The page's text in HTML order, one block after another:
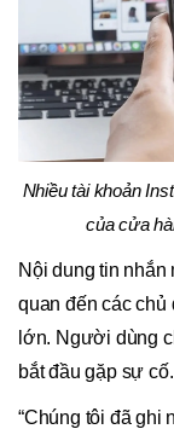
Nhiều tài khoản
của cửa
Nội dung tin
quan đến các chủ
lớn. Người dùng
bắt đầu gặp sự cố.
“Chúng tôi đã ghi